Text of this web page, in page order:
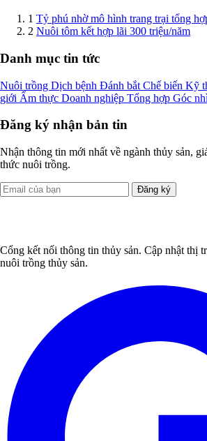
1 Tỷ phú nhờ mô hình trang trại tổng
2 Nuôi tôm kết hợp lãi 300 triệu/năm
Danh mục tin tức
Nuôi trồng Dịch bệnh Đánh bắt Chế biến Kỹ
giới Ẩm thực Doanh nghiệp Tổng hợp Góc
Đăng ký nhận bản tin
Nhận thông tin mới nhất về ngành thủy sản,
thức nuôi trồng.
Đăng ký
Cổng kết nối thông tin thủy sản. Cập nhật thị
nuôi trồng thủy sản.